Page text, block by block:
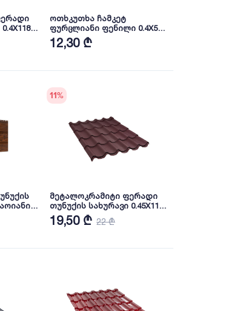
ოთხკუთხა ჩამკეტ
ფურცლიანი ფენილი 0.4X549
პრიალა RAL 7024 NOVA
12,30 ₾
11%
მეტალოკრამიტი ფერადი
თუნუქის სახურავი 0.45X1180
ხაოიანი RAL3005 (სამხრეთ
კორეა) NOVA
19,50 ₾ 22 ₾